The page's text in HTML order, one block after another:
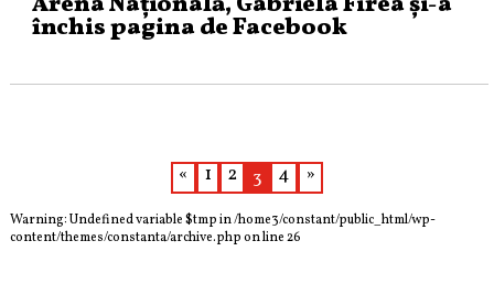
închis pagina de Facebook
« 1 2 3 4 »
Warning: Undefined variable $tmp in/home3/constant/public_html/wp-
content/themes/constanta/archive.phpon line26